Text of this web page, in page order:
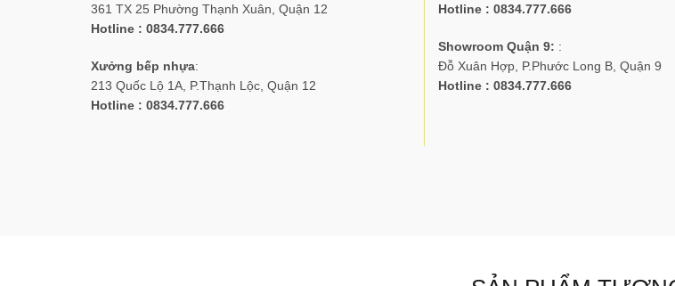
361 TX 25 Phường Thạnh Xuân, Quận 12
Hotline : 0834.777.666
Xưởng bếp nhựa:
213 Quốc Lộ 1A, P.Thạnh Lộc, Quận 12
Hotline : 0834.777.666
Hotline : 0834.777.666
Showroom Quận 9: :
Đỗ Xuân Hợp, P.Phước Long B, Quận 9
Hotline : 0834.777.666